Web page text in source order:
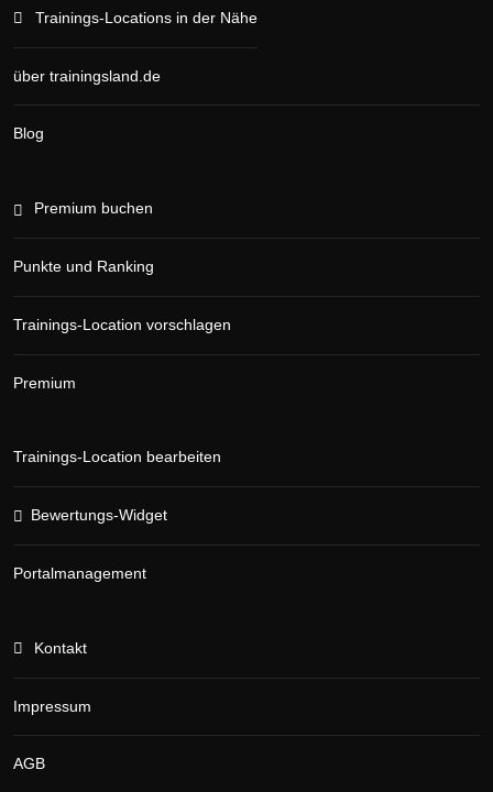
Trainings-Locations in der Nähe
über trainingsland.de
Blog
Premium buchen
Punkte und Ranking
Trainings-Location vorschlagen
Premium
Trainings-Location bearbeiten
Bewertungs-Widget
Portalmanagement
Kontakt
Impressum
AGB